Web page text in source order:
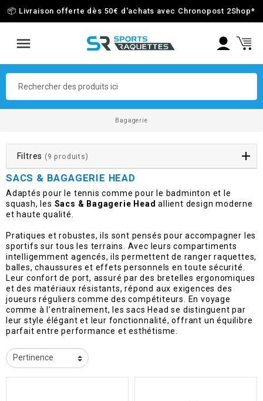
📦 Livraison offerte dès 50€ d'achats avec Chronopost 2Shop*
Bagagerie
Filtres (9 produits)
SACS & BAGAGERIE HEAD
Adaptés pour le tennis comme pour le badminton et le
squash, les Sacs & Bagagerie Head allient design moderne
et haute qualité.
Pratiques et robustes, ils sont pensés pour accompagner les
sportifs sur tous les terrains. Avec leurs compartiments
intelligemment agencés, ils permettent de ranger raquettes,
balles, chaussures et effets personnels en toute sécurité.
Leur confort de port, assuré par des bretelles ergonomiques
et des matériaux résistants, répond aux exigences des
joueurs réguliers comme des compétiteurs. En voyage
comme à l’entraînement, les sacs Head se distinguent par
leur style élégant et leur fonctionnalité, offrant un équilibre
parfait entre performance et esthétisme.